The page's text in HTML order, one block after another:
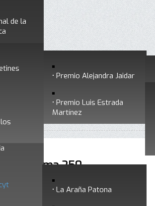
Premio Alejandra Jaidar
Premio Luis Estrada
Martínez
de la
La Araña Patona
Radio Somedicyt •
tinta - Programa 250
- Programa 250